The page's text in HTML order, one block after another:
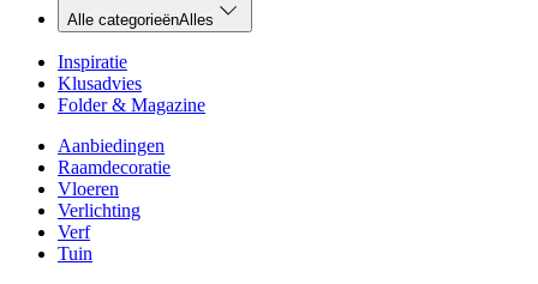
Alle categorieënAlles
Inspiratie
Klusadvies
Folder & Magazine
Aanbiedingen
Raamdecoratie
Vloeren
Verlichting
Verf
Tuin